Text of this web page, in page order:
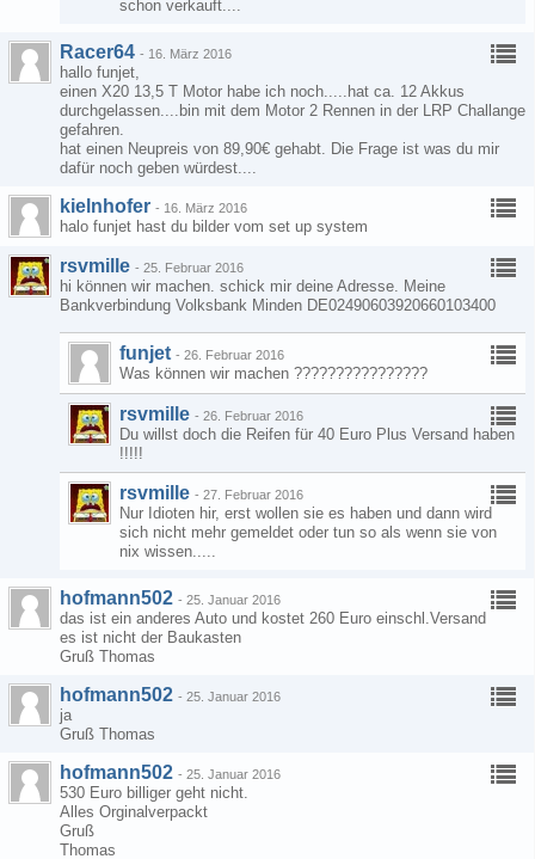
schon verkauft....
Racer64 - 16. März 2016
hallo funjet,
einen X20 13,5 T Motor habe ich noch.....hat ca. 12 Akkus
durchgelassen....bin mit dem Motor 2 Rennen in der LRP Challange
gefahren.
hat einen Neupreis von 89,90€ gehabt. Die Frage ist was du mir
dafür noch geben würdest....
kielnhofer - 16. März 2016
halo funjet hast du bilder vom set up system
rsvmille - 25. Februar 2016
hi können wir machen. schick mir deine Adresse. Meine
Bankverbindung Volksbank Minden DE02490603920660103400
funjet - 26. Februar 2016
Was können wir machen ????????????????
rsvmille - 26. Februar 2016
Du willst doch die Reifen für 40 Euro Plus Versand haben
!!!!!
rsvmille - 27. Februar 2016
Nur Idioten hir, erst wollen sie es haben und dann wird
sich nicht mehr gemeldet oder tun so als wenn sie von
nix wissen.....
hofmann502 - 25. Januar 2016
das ist ein anderes Auto und kostet 260 Euro einschl.Versand
es ist nicht der Baukasten
Gruß Thomas
hofmann502 - 25. Januar 2016
ja
Gruß Thomas
hofmann502 - 25. Januar 2016
530 Euro billiger geht nicht.
Alles Orginalverpackt
Gruß
Thomas